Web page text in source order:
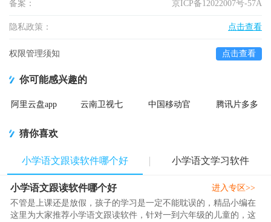
备案： 京ICP备12022007号-57A
隐私政策： 点击查看
权限管理须知 点击查看
你可能感兴趣的
阿里云盘app
云南卫视七
中国移动官
腾讯片多多
猜你喜欢
小学语文跟读软件哪个好 小学语文学习软件
小学语文跟读软件哪个好
不管是上课还是放假，孩子的学习是一定不能耽误的，精品小编在
这里为大家推荐小学语文跟读软件，针对一到六年级的儿童的，这
进入专区>>